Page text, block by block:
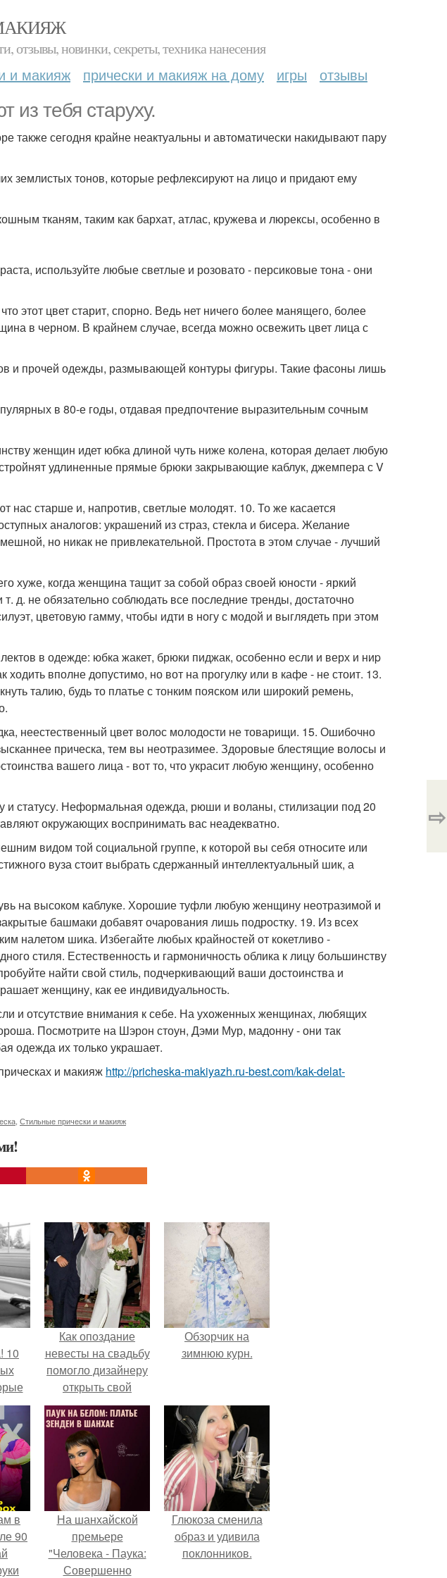
отзывы, новинки, секреты, техника нанесения
и макияж прически и макияж на дому игры отзывы
из тебя старуху.
также сегодня крайне неактуальны и автоматически накидывают пару
землистых тонов, которые рефлексируют на лицо и придают ему
тканям, таким как бархат, атлас, кружева и люрексы, особенно в
используйте любые светлые и розовато - персиковые тона - они
этот цвет старит, спорно. Ведь нет ничего более манящего, более
в черном. В крайнем случае, всегда можно освежить цвет лица с
и прочей одежды, размывающей контуры фигуры. Такие фасоны лишь
в 80-е годы, отдавая предпочтение выразительным сочным
женщин идет юбка длиной чуть ниже колена, которая делает любую
удлиненные прямые брюки закрывающие каблук, джемпера с V
нас старше и, напротив, светлые молодят. 10. То же касается
аналогов: украшений из страз, стекла и бисера. Желание
но никак не привлекательной. Простота в этом случае - лучший
хуже, когда женщина тащит за собой образ своей юности - яркий
д. не обязательно соблюдать все последние тренды, достаточно
цветовую гамму, чтобы идти в ногу с модой и выглядеть при этом
в одежде: юбка жакет, брюки пиджак, особенно если и верх и ниp
вполне допустимо, но вот на прогулку или в кафе - не стоит. 13.
талию, будь то платье с тонким пояском или широкий ремень,
неестественный цвет волос молодости не товарищи. 15. Ошибочно
прическа, тем вы неотразимее. Здоровые блестящие волосы и
вашего лица - вот то, что украсит любую женщину, особенно
и статусу. Неформальная одежда, рюши и воланы, стилизации под 20
окружающих воспринимать вас неадекватно.
видом той социальной группе, к которой вы себя относите или
вуза стоит выбрать сдержанный интеллектуальный шик, а
на высоком каблуке. Хорошие туфли любую женщину неотразимой и
башмаки добавят очарования лишь подростку. 19. Из всех
налетом шика. Избегайте любых крайностей от кокетливо -
стиля. Естественность и гармоничность облика к лицу большинству
найти свой стиль, подчеркивающий ваши достоинства и
женщину, как ее индивидуальность.
и отсутствие внимания к себе. На ухоженных женщинах, любящих
Посмотрите на Шэрон стоун, Дэми Мур, мадонну - они так
одежда их только украшает.
и макияж http://pricheska-makiyazh.ru-best.com/kak-delat-
Стильные прически и макияж
⇨
10
Как опоздание
невесты на свадьбу
помогло дизайнеру
открыть свой
бренд.
Обзорчик на
зимнюю курн.
в
90
На шанхайской
премьере
"Человека - Паука:
Совершенно
Глюкоза сменила
образ и удивила
поклонников.